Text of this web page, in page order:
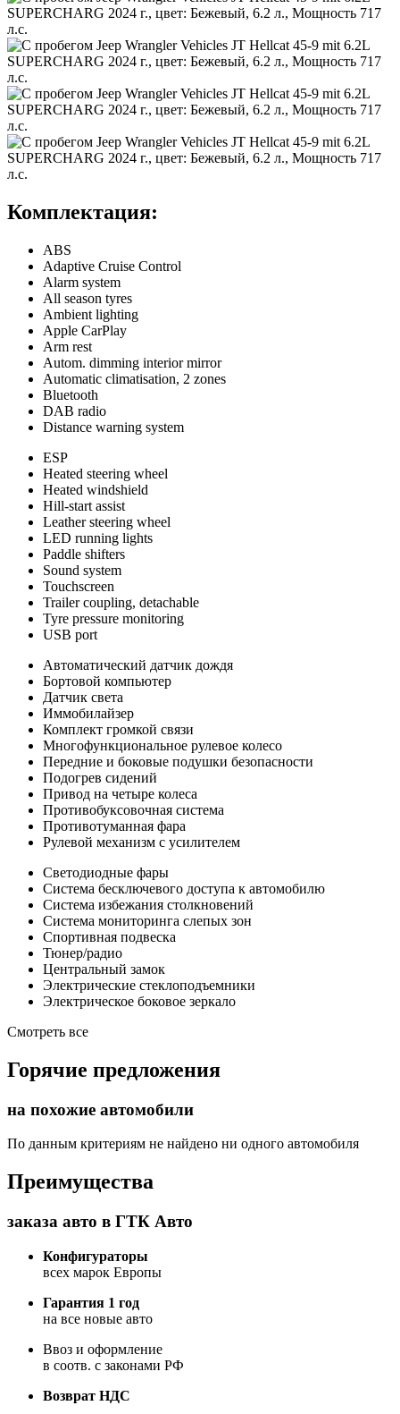
Комплектация:
ABS
Adaptive Cruise Control
Alarm system
All season tyres
Ambient lighting
Apple CarPlay
Arm rest
Autom. dimming interior mirror
Automatic climatisation, 2 zones
Bluetooth
DAB radio
Distance warning system
ESP
Heated steering wheel
Heated windshield
Hill-start assist
Leather steering wheel
LED running lights
Paddle shifters
Sound system
Touchscreen
Trailer coupling, detachable
Tyre pressure monitoring
USB port
Автоматический датчик дождя
Бортовой компьютер
Датчик света
Иммобилайзер
Комплект громкой связи
Многофункциональное рулевое колесо
Передние и боковые подушки безопасности
Подогрев сидений
Привод на четыре колеса
Противобуксовочная система
Противотуманная фара
Рулевой механизм с усилителем
Светодиодные фары
Система бесключевого доступа к автомобилю
Система избежания столкновений
Система мониторинга слепых зон
Спортивная подвеска
Тюнер/радио
Центральный замок
Электрические стеклоподъемники
Электрическое боковое зеркало
Смотреть все
Горячие предложения
на похожие автомобили
По данным критериям не найдено ни одного автомобиля
Преимущества
заказа авто в ГТК Авто
Конфигураторы
всех марок Европы
Гарантия 1 год
на все новые авто
Ввоз и оформление
в соотв. с законами РФ
Возврат НДС